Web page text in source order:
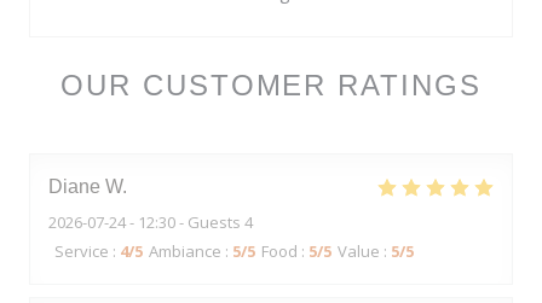
OUR CUSTOMER RATINGS
Diane W
2026-07-24- 12:30 - Guests 4
Service : 4/5 Ambiance : 5/5 Food : 5/5 Value : 5/5